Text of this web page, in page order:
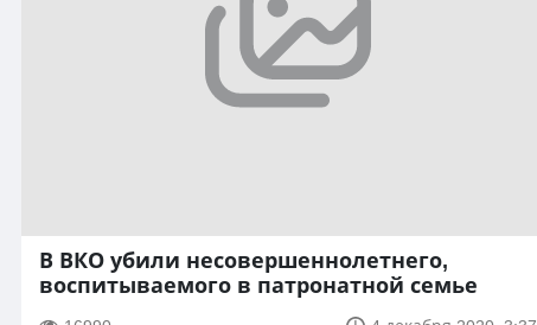
В ВКО убили несовершеннолетнего,
воспитываемого в патронатной семье